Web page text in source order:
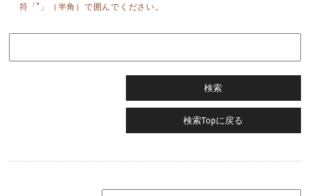
符「"」（半角）で囲んでください。